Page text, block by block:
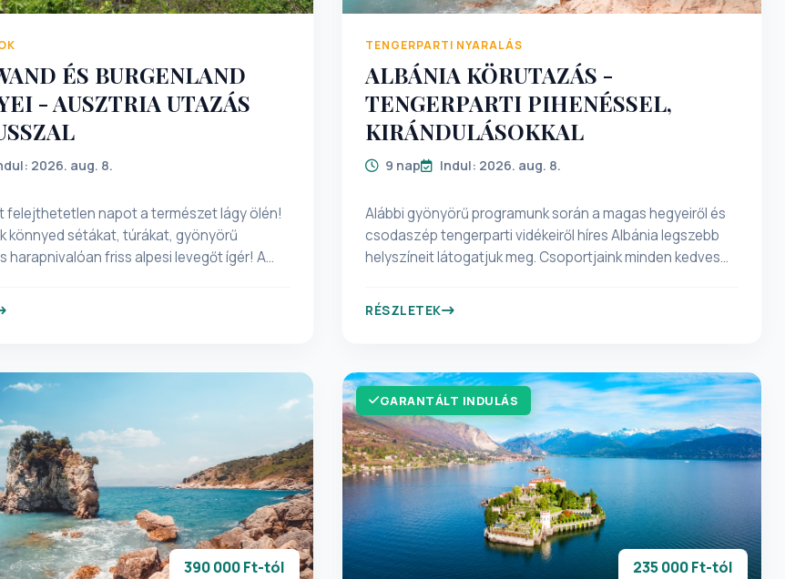
ÉS BURGENLAND
- AUSZTRIA UTAZÁS
2026. aug. 8.
felejthetetlen napot a természet lágy ölén!
könnyed sétákat, túrákat, gyönyörű
harapnivalóan friss alpesi levegőt ígér! A
szurdokvölgyek kellemes, félhomályos
meglepetéseket, élményeket!
TENGERPARTI NYARALÁS
ALBÁNIA KÖRUTAZÁS -
TENGERPARTI PIHENÉSSEL,
KIRÁNDULÁSOKKAL
9 nap Indul: 2026. aug. 8.
Alábbi gyönyörű programunk során a magas hegyeiről és
csodaszép tengerparti vidékeiről híres Albánia legszebb
helyszíneit látogatjuk meg. Csoportjaink minden kedves
választhat, hogy az aktív kikapcsolódásnak vagy a
tengerpartját! <b>Útlevélhasználat! A PROGRAMON VALÓ
RÉSZVÉTEL ÉRVÉNYES ÚTLEVÉL VAGY KÁRTYÁS SZEMÉLYI
IGAZOLVÁNY BIRTOKÁBAN LEHETSÉGES, MELYNEK
ÉRVÉNYESNEK KELL LENNIE A HAZAÉRKEZÉST KÖVETŐ 3
HÓNAPIG! KÉRJÜK A NEVEK PONTOSÍTÁSÁT AZ
ÚTLEVÉL/SZEMÉLYI IGAZOLVÁNY SZERINT! (Az ebből eredő
problémák az utas(okat) terheli!) KÜLFÖLDI
ÁLLAMPOLGÁROK EGYÉNILEG INTÉZIK AZ EGYES
ORSZÁGOKBA TÖRTÉNŐ BEUTAZÁSHOZ SZÜKSÉGES
RÉSZLETEK
390 000 Ft-tól
GARANTÁLT INDULÁS
235 000 Ft-tól